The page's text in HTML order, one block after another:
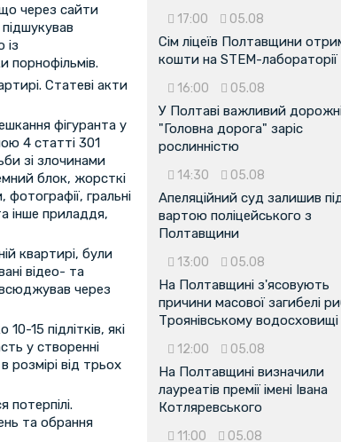
що через сайти
із
порнофільмів.
Статеві акти
фігуранта у
4 статті 301
зі злочинами
блок, жорсткі
гральні
інше приладдя,
квартирі, були
відео- та
через
15 підлітків, які
у створенні
розмірі від трьох
та обрання
17:00 05.08
Сім ліцеїв Полтавщини
кошти на STEM-лабораторії
16:00 05.08
У Полтаві важливий
"Головна дорога" заріс
рослинністю
14:30 05.08
Апеляційний суд залишив
вартою поліцейського з
Полтавщини
13:00 05.08
На Полтавщині з'ясовують
причини масової загибелі
Троянівському водосховищі
12:00 05.08
На Полтавщині визначили
лауреатів премії імені Івана
Котляревського
11:00 05.08